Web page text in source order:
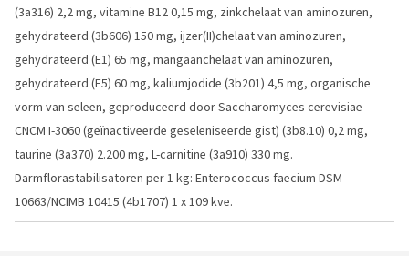
(3a316) 2,2 mg, vitamine B12 0,15 mg, zinkchelaat van aminozuren,
gehydrateerd (3b606) 150 mg, ijzer(II)chelaat van aminozuren,
gehydrateerd (E1) 65 mg, mangaanchelaat van aminozuren,
gehydrateerd (E5) 60 mg, kaliumjodide (3b201) 4,5 mg, organische
vorm van seleen, geproduceerd door Saccharomyces cerevisiae
CNCM I-3060 (geïnactiveerde geseleniseerde gist) (3b8.10) 0,2 mg,
taurine (3a370) 2.200 mg, L-carnitine (3a910) 330 mg.
Darmflorastabilisatoren per 1 kg: Enterococcus faecium DSM
10663/NCIMB 10415 (4b1707) 1 x 109 kve.